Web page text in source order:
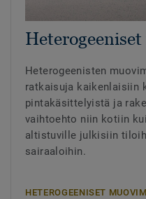
Heterogeenisten
ratkaisuja kaikenlaisiin
pintakäsittelyistä ja
vaihtoehto niin kotiin
altistuville julkisiin
sairaaloihin.
HETEROGEENISET